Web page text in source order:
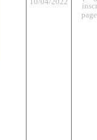
10/04/2022